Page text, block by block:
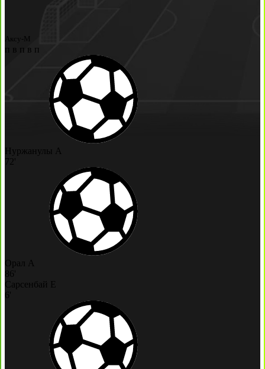
Аксу-М
п в п в п
Нуржанулы А
72'
Орал А
86'
Сарсенбай Е
6'